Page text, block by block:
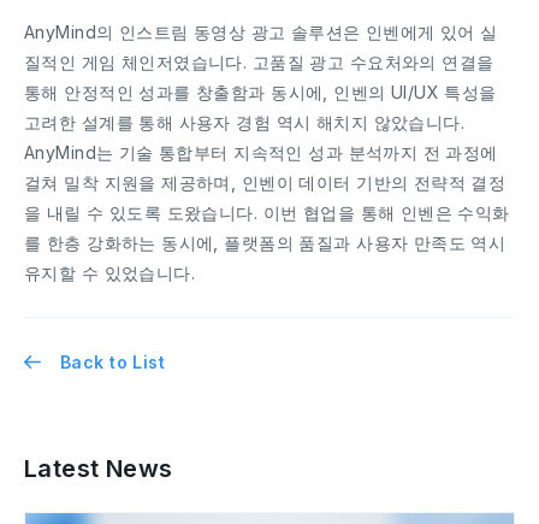
AnyMind의 인스트림 동영상 광고 솔루션은 인벤에게 있어 실
질적인 게임 체인저였습니다. 고품질 광고 수요처와의 연결을
통해 안정적인 성과를 창출함과 동시에, 인벤의 UI/UX 특성을
고려한 설계를 통해 사용자 경험 역시 해치지 않았습니다.
AnyMind는 기술 통합부터 지속적인 성과 분석까지 전 과정에
걸쳐 밀착 지원을 제공하며, 인벤이 데이터 기반의 전략적 결정
을 내릴 수 있도록 도왔습니다. 이번 협업을 통해 인벤은 수익화
를 한층 강화하는 동시에, 플랫폼의 품질과 사용자 만족도 역시
유지할 수 있었습니다.
Back to List
Latest News